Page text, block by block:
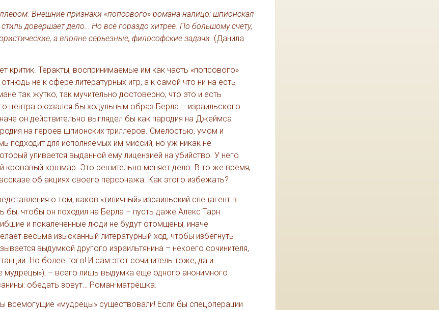
Внешние признаки «попсового» романа налицо: шпионская
довершает дело… Но всё гораздо хитрее. По большому счету,
а вполне серьезные, философские задачи. (Данила
критик. Теракты, воспринимаемые им как часть «попсового»
не к сфере литературных игр, а к самой что ни на есть
так жутко, так мучительно достоверно, что это и есть
центра оказался бы ходульным образ Берла – израильского
он действительно выглядел бы как пародия на Джеймса
на героев шпионских триллеров. Смелостью, умом и
подходит для исполняемых им миссий, но уж никак не
упивается выданной ему лицензией на убийство. У него
кровавый кошмар. Это решительно меняет дело. В то же время,
об акциях своего персонажа. Как этого избежать?
о том, каков «типичный» израильский спецагент в
чтобы он походил на Берла – пусть даже Алекс Тарн
и покалеченные люди не будут отомщены, иначе
весьма изысканный литературный ход, чтобы избегнуть
выдумкой другого израильтянина – некоего сочинителя,
Но более того! И сам этот сочинитель тоже, да и
мудрецы»), – всего лишь выдумка еще одного анонимного
обедать зовут… Роман-матрёшка.
всемогущие «мудрецы» существовали! Если бы спецоперации